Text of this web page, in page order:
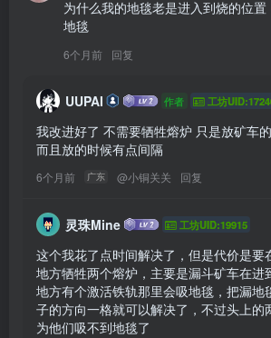
为什么我的地毯老是进入到烧的位
地毯
6个月前 回复
UUPAI 作者 工坊
我改进好了 不需要牺牲熔炉 只是放矿车
而且放的时候有点间隔
6个月前 广东 @小铜关关 回复
灵珠Mine 工坊UID:19915
这个我花了点时间解决了，但是代价是要
地方牺牲两个熔炉，主要是漏斗矿车在进
地方有个激活铁轨那里会吸地毯，把漏地
子的方向一格就可以解决了，不过头上的
为他们吸不到地毯了